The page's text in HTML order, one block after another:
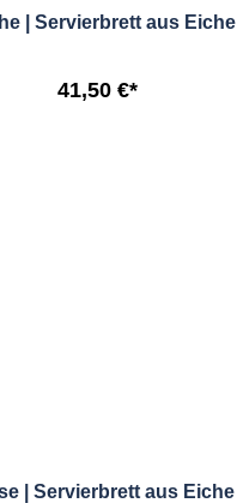
| Servierbrett aus Eiche
41,50 €*
| Servierbrett aus Eiche